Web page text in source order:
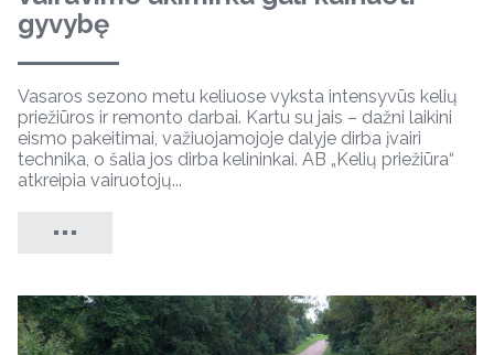
gyvybę
Vasaros sezono metu keliuose vyksta intensyvūs kelių
priežiūros ir remonto darbai. Kartu su jais – dažni laikini
eismo pakeitimai, važiuojamojoje dalyje dirba įvairi
technika, o šalia jos dirba kelininkai. AB „Kelių priežiūra“
atkreipia vairuotojų...